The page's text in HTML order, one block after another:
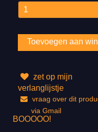
zet op mijn
verlanglijstje
vraag over dit
via Gmail
BOOOOO!